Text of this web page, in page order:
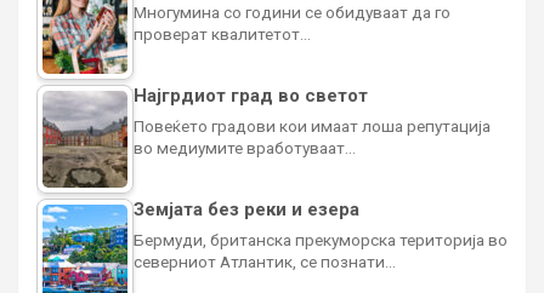
Многумина со години се обидуваат да го
проверат квалитетот…
Најгрдиот град во светот
Повеќето градови кои имаат лоша репутација
во медиумите вработуваат…
Земјата без реки и езера
Бермуди, британска прекуморска територија во
северниот Атлантик, се познати…